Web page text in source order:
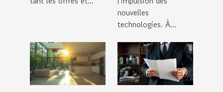
nouvelles
technologies. À...